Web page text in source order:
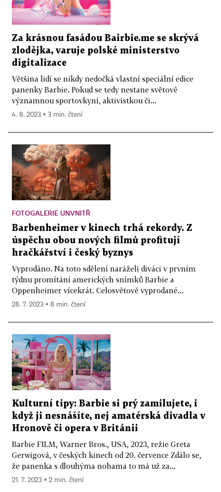
Za krásnou fasádou Bairbie.me se skrývá
zlodějka, varuje polské ministerstvo
digitalizace
Většina lidí se nikdy nedočká vlastní speciální edice
panenky Barbie. Pokud se tedy nestane světově
významnou sportovkyní, aktivistkou či...
4. 8. 2023 ▪ 3 min. čtení
FOTOGALERIE UNVNITŘ
Barbenheimer v kinech trhá rekordy. Z
úspěchu obou nových filmů profitují
hračkářství i český byznys
Vyprodáno. Na toto sdělení naráželi diváci v prvním
týdnu promítání amerických snímků Barbie a
Oppenheimer vícekrát. Celosvětově vyprodané...
28. 7. 2023 ▪ 8 min. čtení
Kulturní tipy: Barbie si prý zamilujete, i
když ji nesnášíte, nej amatérská divadla v
Hronově či opera v Británii
Barbie FILM, Warner Bros., USA, 2023, režie Greta
Gerwigová, v českých kinech od 20. července Zdálo se,
že panenka s dlouhýma nohama to má už za...
21. 7. 2023 ▪ 2 min. čtení